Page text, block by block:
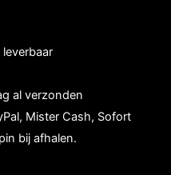
al verzonden
Mister Cash, Sofort
bij afhalen.